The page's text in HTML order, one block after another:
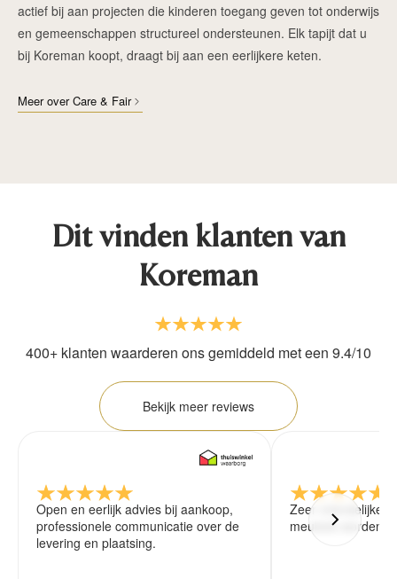
actief bij aan projecten die kinderen toegang geven tot onderwijs
en gemeenschappen structureel ondersteunen. Elk tapijt dat u
bij Koreman koopt, draagt bij aan een eerlijkere keten.
Meer over Care & Fair
Dit vinden klanten van
Koreman
400+ klanten waarderen ons gemiddeld met een 9.4/10
Bekijk meer reviews
Open en eerlijk advies bij aankoop,
professionele communicatie over de
levering en plaatsing.
Zeer vriendelijke
meubels worden